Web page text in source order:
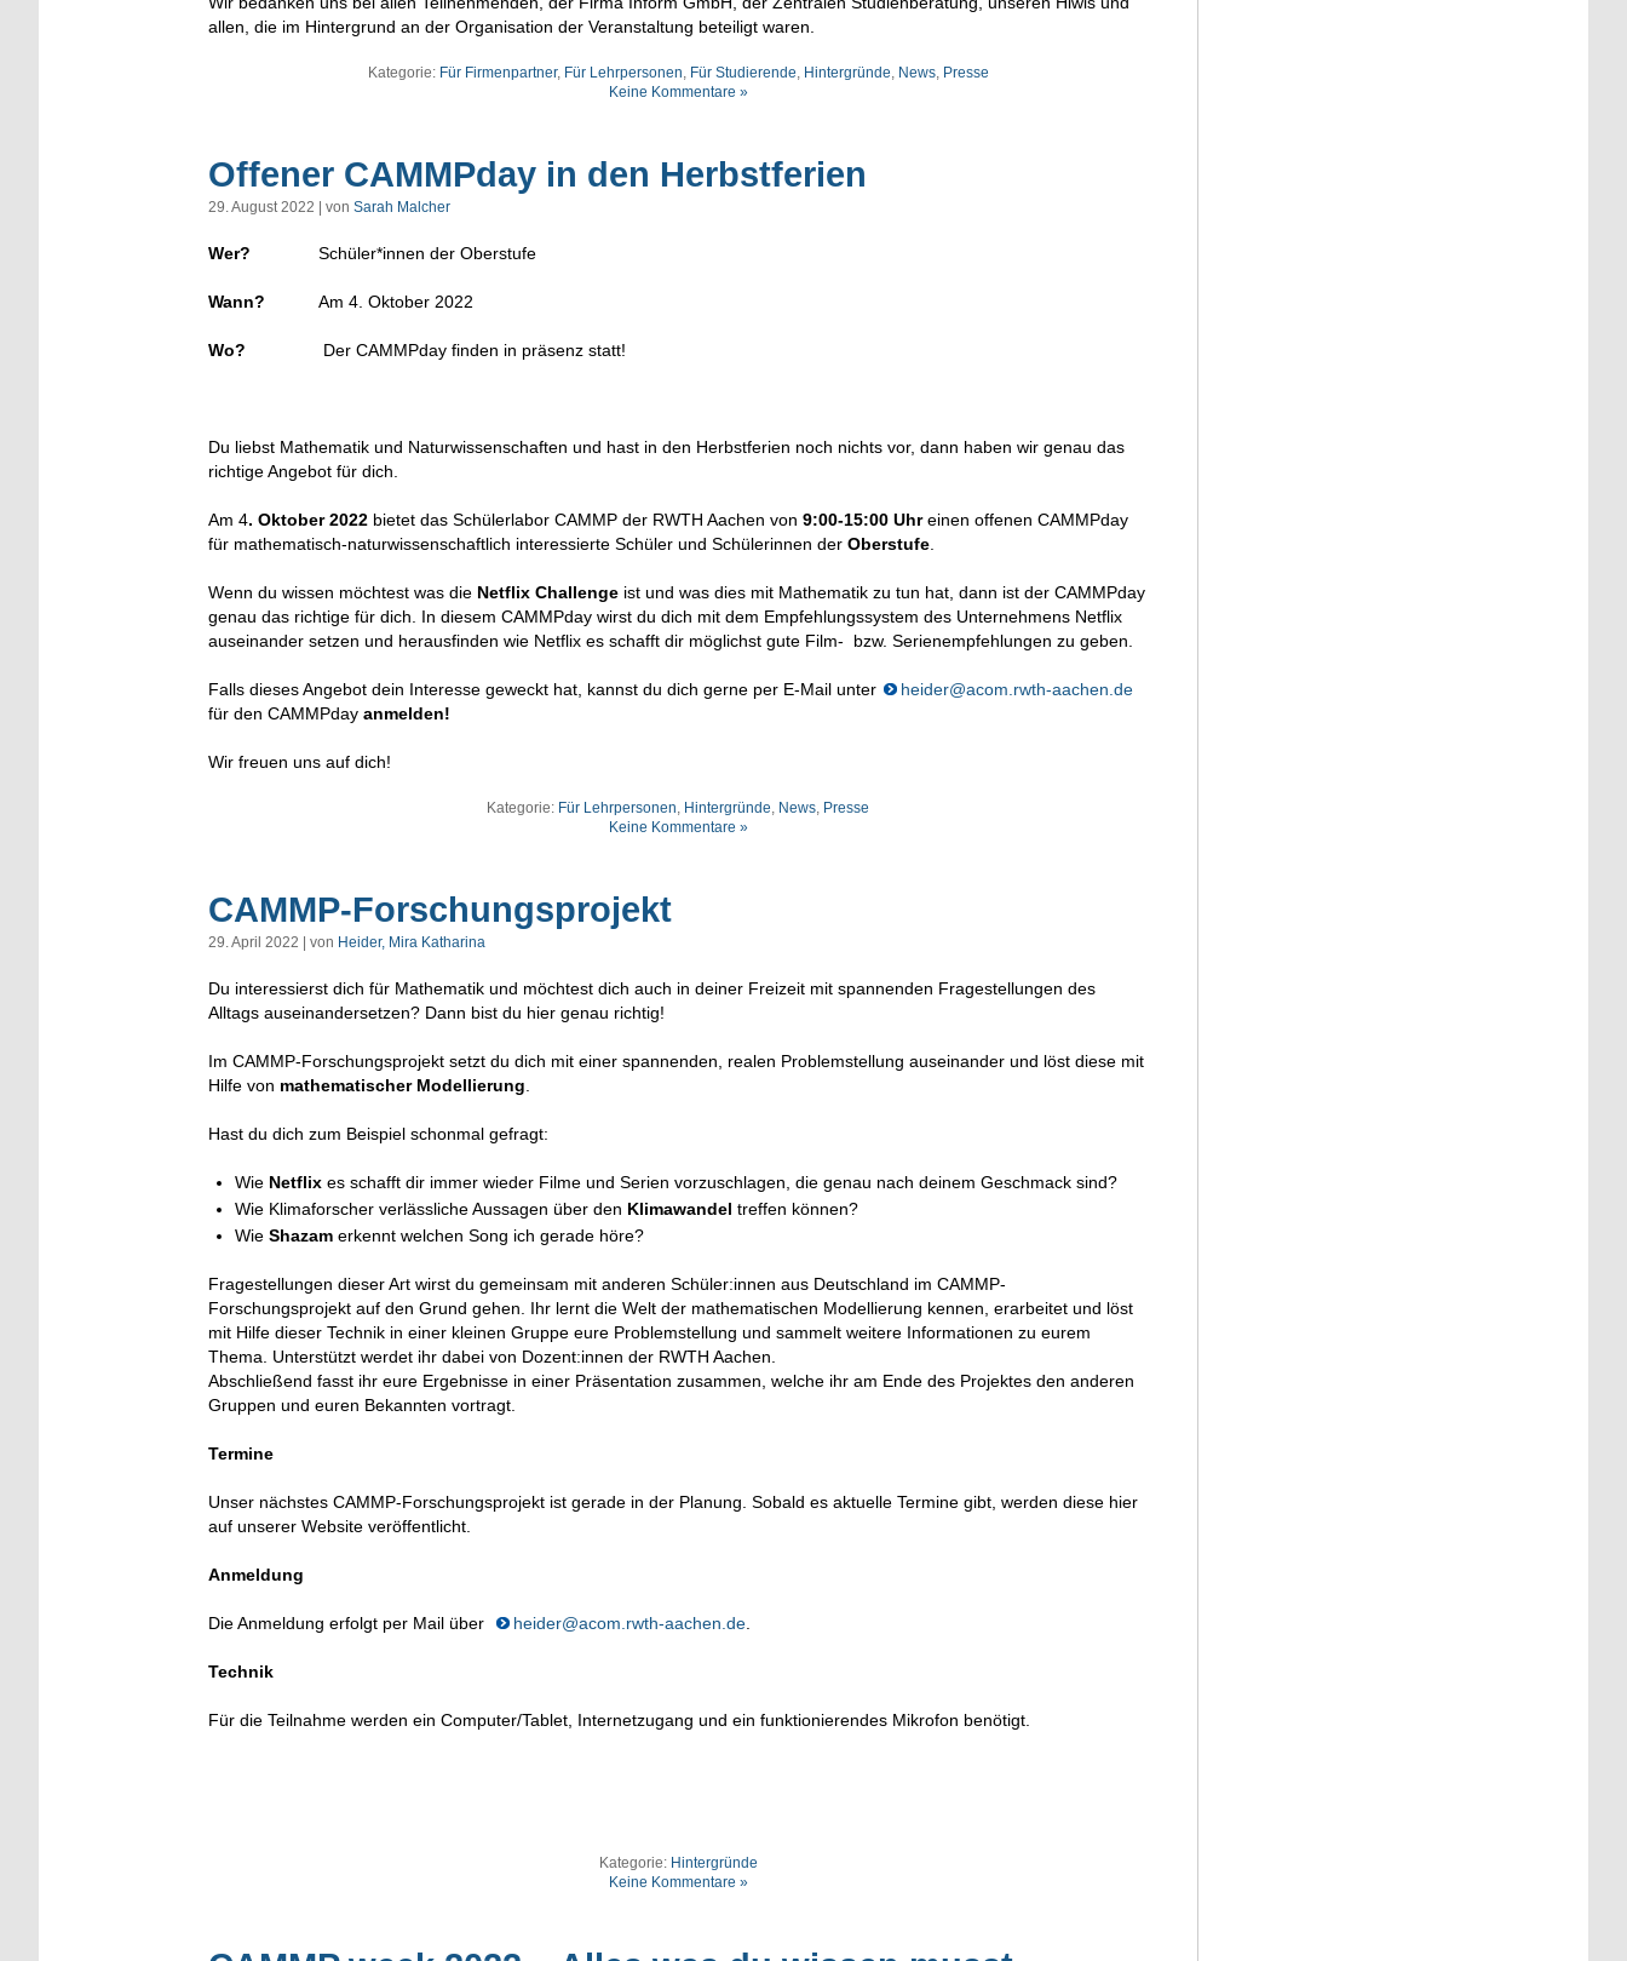
allen, die im Hintergrund an der Organisation der Veranstaltung beteiligt waren.
Kategorie: Für Firmenpartner, Für Lehrpersonen Für Studierende Hintergründe News, Presse
Keine Kommentare »
Offener CAMMPday in den Herbstferien
29. August 2022 | von Sarah Malcher
Wer? Schüler*innen der Oberstufe
Wann? Am 4. Oktober 2022
Wo? Der CAMMPday finden in präsenz statt!
Du liebst Mathematik und Naturwissenschaften und hast in den Herbstferien noch nichts vor, dann haben wir genau das
richtige Angebot für dich.
Am 4. Oktober 2022 bietet das Schülerlabor CAMMP der RWTH Aachen von 9:00-15:00 Uhreinen offenen CAMMPday
für mathematisch-naturwissenschaftlich interessierte Schüler und Schülerinnen der Oberstufe
Wenn du wissen möchtest was die Netflix Challenge ist und was dies mit Mathematik zu tun hat, dann ist der CAMMPday
genau das richtige für dich. In diesem CAMMPday wirst du dich mit dem Empfehlungssystem des Unternehmens Netflix
auseinander setzen und herausfinden wie Netflix es schafft dir möglichst gute Film- bzw. Serienempfehlungen zu geben.
Falls dieses Angebot dein Interesse geweckt hat, kannst du dich gerne per E-Mail unter
heider@acom.rwth-aachen.de
für den CAMMPday anmelden!
Wir freuen uns auf dich!
Kategorie: Für Lehrpersonen, Hintergründe, News, Presse
Keine Kommentare »
CAMMP-Forschungsprojekt
29. April 2022 | von Heider, Mira Katharina
Du interessierst dich für Mathematik und möchtest dich auch in deiner Freizeit mit spannenden Fragestellungen des
Alltags auseinandersetzen? Dann bist du hier genau richtig!
Im CAMMP-Forschungsprojekt setzt du dich mit einer spannenden, realen Problemstellung auseinander und löst diese mit
Hilfe von mathematischer Modellierung.
Hast du dich zum Beispiel schonmal gefragt:
Wie Netflix es schafft dir immer wieder Filme und Serien vorzuschlagen, die genau nach deinem Geschmack sind?
Wie Klimaforscher verlässliche Aussagen über den Klimawandel treffen können?
Wie Shazam erkennt welchen Song ich gerade höre?
Fragestellungen dieser Art wirst du gemeinsam mit anderen Schüler:innen aus Deutschland im CAMMP-
Forschungsprojekt auf den Grund gehen. Ihr lernt die Welt der mathematischen Modellierung kennen, erarbeitet und löst
mit Hilfe dieser Technik in einer kleinen Gruppe eure Problemstellung und sammelt weitere Informationen zu eurem
Thema. Unterstützt werdet ihr dabei von Dozent:innen der RWTH Aachen.
Abschließend fasst ihr eure Ergebnisse in einer Präsentation zusammen, welche ihr am Ende des Projektes den anderen
Gruppen und euren Bekannten vortragt.
Termine
Unser nächstes CAMMP-Forschungsprojekt ist gerade in der Planung. Sobald es aktuelle Termine gibt, werden diese hier
auf unserer Website veröffentlicht.
Anmeldung
Die Anmeldung erfolgt per Mail über heider@acom.rwth-aachen.de.
Technik
Für die Teilnahme werden ein Computer/Tablet, Internetzugang und ein funktionierendes Mikrofon benötigt.
Kategorie: Hintergründe
Keine Kommentare »